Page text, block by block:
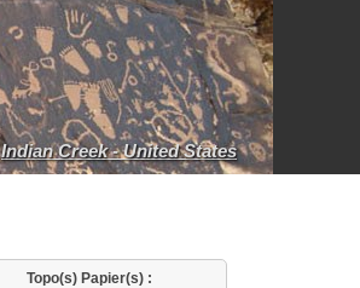
Indian Creek - United States
Topo(s) Papier(s) :